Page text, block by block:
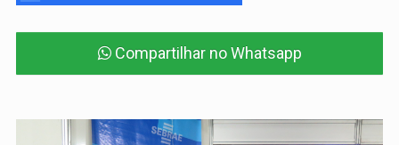
Compartilhar no Whatsapp